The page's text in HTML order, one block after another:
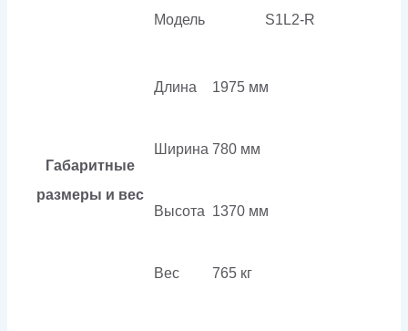
Модель S1L2-R
Габаритные
размеры и вес
Длина 1975 мм
Ширина 780 мм
Высота 1370 мм
Вес 765 кг